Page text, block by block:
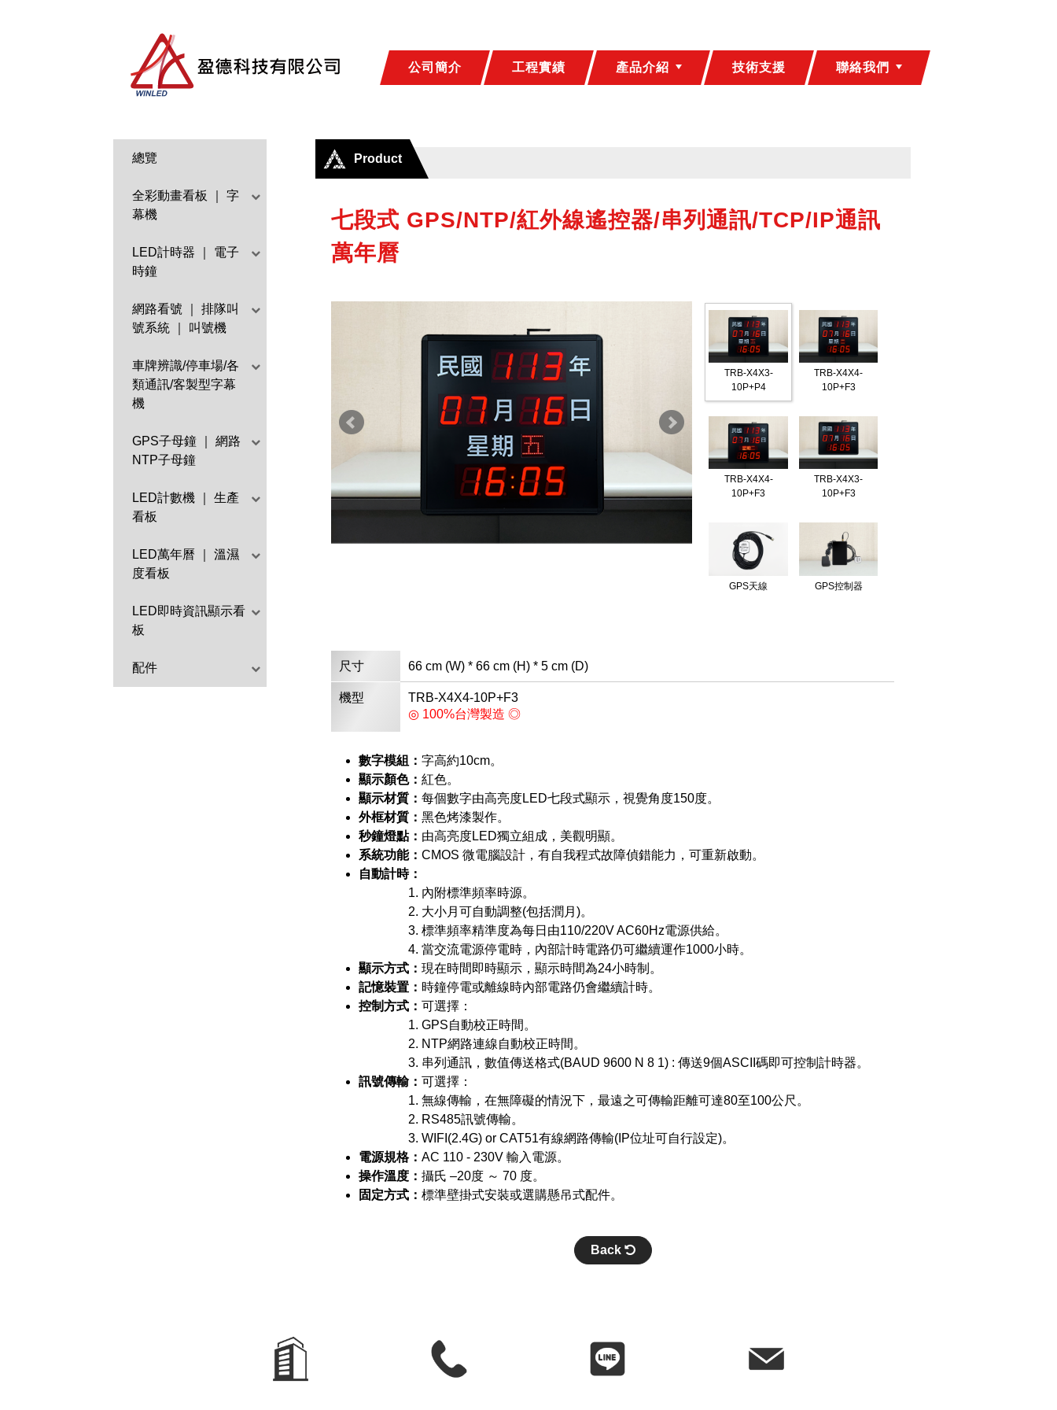
公司簡介 工程實績 產品介紹 技術支援 聯絡我們
總覽
全彩動畫看板 ｜ 字
幕機
LED計時器 ｜ 電子
時鐘
網路看號 ｜ 排隊叫
號系統 ｜ 叫號機
車牌辨識/停車場/各
類通訊/客製型字幕
機
GPS子母鐘 ｜ 網路
NTP子母鐘
LED計數機 ｜ 生產
看板
LED萬年曆 ｜ 溫濕
度看板
LED即時資訊顯示看
板
配件
Product
七段式 GPS/NTP/紅外線遙控器/串列通訊/TCP/IP通訊
萬年曆
TRB-X4X3-
10P+P4
TRB-X4X4-
10P+F3
TRB-X4X4-
10P+F3
TRB-X4X3-
10P+F3
GPS天線 GPS控制器
尺寸 66 cm (W) * 66 cm (H) * 5 cm (D)
機型
TRB-X4X4-10P+F3
◎ 100%台灣製造 ◎
數字模組：字高約10cm。
顯示顏色：紅色。
顯示材質：每個數字由高亮度LED七段式顯示，視覺角度150度。
外框材質：黑色烤漆製作。
秒鐘燈點： 由高亮度LED獨立組成，美觀明顯。
系統功能：CMOS 微電腦設計，有自我程式故障偵錯能力，可重新啟動。
自動計時：
內附標準頻率時源。
大小月可自動調整(包括潤月)。
標準頻率精準度為每日由110/220V AC60Hz電源供給。
當交流電源停電時，內部計時電路仍可繼續運作1000小時。
顯示方式：現在時間即時顯示，顯示時間為24小時制。
記憶裝置： 時鐘停電或離線時內部電路仍會繼續計時。
控制方式：可選擇：
GPS自動校正時間。
NTP網路連線自動校正時間。
串列通訊，數值傳送格式(BAUD 9600 N 8 1) : 傳送9個ASCII碼即可控制計時器。
訊號傳輸：可選擇：
無線傳輸，在無障礙的情況下，最遠之可傳輸距離可達80至100公尺。
RS485訊號傳輸。
WIFI(2.4G) or CAT51有線網路傳輸(IP位址可自行設定)。
電源規格：AC 110 - 230V 輸入電源。
操作溫度：攝氏 –20度 ～ 70 度。
固定方式：標準壁掛式安裝或選購懸吊式配件。
Back